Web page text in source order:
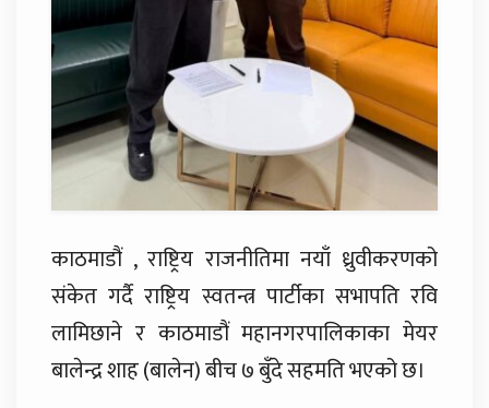
काठमाडौं , राष्ट्रिय राजनीतिमा नयाँ ध्रुवीकरणको
संकेत गर्दै राष्ट्रिय स्वतन्त्र पार्टीका सभापति रवि
लामिछाने र काठमाडौं महानगरपालिकाका मेयर
बालेन्द्र शाह (बालेन) बीच ७ बुँदे सहमति भएको छ।